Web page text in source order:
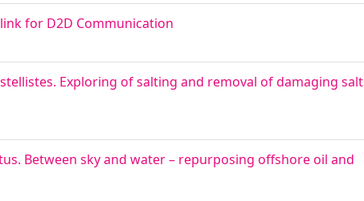
for D2D Communication
Exploring of salting and removal of damaging
Between sky and water – repurposing offshore oil and